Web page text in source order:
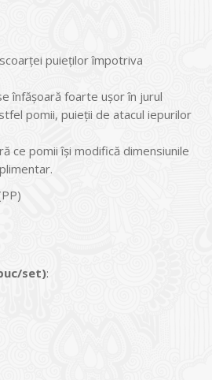
puieților împotriva
înfășoară foarte ușor în jurul
pomii, puieții de atacul iepurilor
ce pomii își modifică dimensiunile
set):